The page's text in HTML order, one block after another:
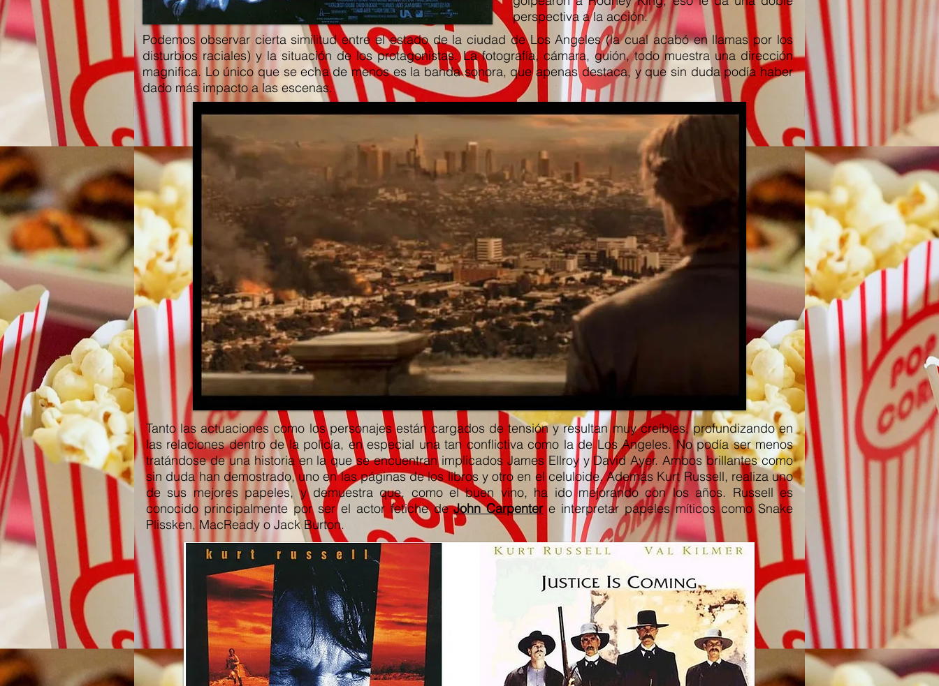
perspectiva a la acción.
Podemos observar cierta similitud entre el estado de la ciudad de Los Angeles (la cual acabó en llamas por los
disturbios raciales) y la situación de los protagonistas. La fotografía, cámara, guión, todo muestra una dirección
magnifica. Lo único que se echa de menos es la banda sonora, que apenas destaca, y que sin duda podía haber
dado más impacto a las escenas.
Tanto las actuaciones como los personajes están cargados de tensión y resultan muy creíbles, profundizando en
las relaciones dentro de la policía, en especial una tan conflictiva como la de Los Angeles. No podía ser menos
tratándose de una historia en la que se encuentran implicados James Ellroy y David Ayer. Ambos brillantes como
sin duda han demostrado, uno en las páginas de los libros y otro en el celuloide. Además Kurt Russell, realiza uno
de sus mejores papeles, y demuestra que, como el buen vino, ha ido mejorando con los años. Russell es
conocido principalmente por ser el actor fetiche deJohn Carpentere interpretar papeles míticos como Snake
Plissken, MacReady o Jack Burton.